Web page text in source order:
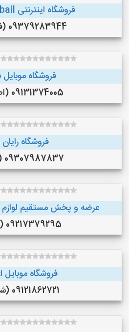
فروشگاه اینترنتی king. mobail
09379283944 (فردیس)
فروشگاه
09131374005 (اصفهان)
فروشگاه
09307987837 (شیراز )
عرضه و پخش مستقيم لوازم
09217379295 (تهران)
فروشگاه موبایل
09121862721 (شهریار)